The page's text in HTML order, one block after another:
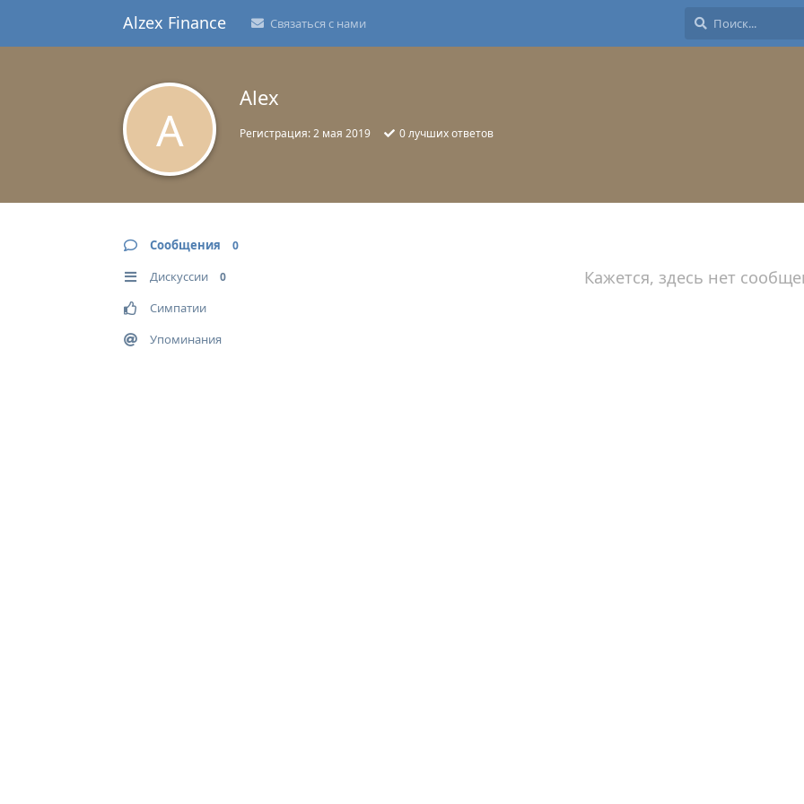
Alzex Finance Связаться с нами
A
Alex
Регистрация:2 мая 2019 0лучших ответов
Сообщения 0
Дискуссии 0
Симпатии
Упоминания
Кажется, здесь нет